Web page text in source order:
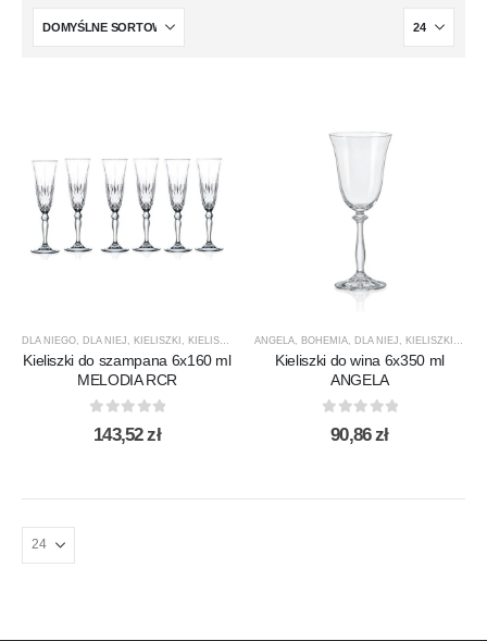
DLA NIEGO, DLA NIEJ , KIELISZKI , KIELISZKI DO SZAMPANA ,MELODIA,PREZENTY,
Kieliszki do szampana 6x160 ml
MELODIA RCR
out of 5
143,52zł
ANGELA, BOHEMIA, DLA NIEJ , KIELISZKI ,
Kieliszki do wina 6x350 ml
ANGELA
out of 5
90,86zł